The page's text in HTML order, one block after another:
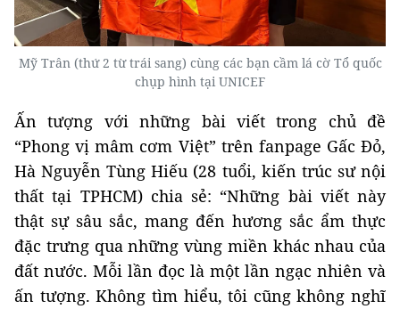
Mỹ Trân (thứ 2 từ trái sang) cùng các bạn cầm lá cờ Tổ quốc
chụp hình tại UNICEF
Ấn tượng với những bài viết trong chủ đề
“Phong vị mâm cơm Việt” trên fanpage Gấc Đỏ,
Hà Nguyễn Tùng Hiếu (28 tuổi, kiến trúc sư nội
thất tại TPHCM) chia sẻ: “Những bài viết này
thật sự sâu sắc, mang đến hương sắc ẩm thực
đặc trưng qua những vùng miền khác nhau của
đất nước. Mỗi lần đọc là một lần ngạc nhiên và
ấn tượng. Không tìm hiểu, tôi cũng không nghĩ